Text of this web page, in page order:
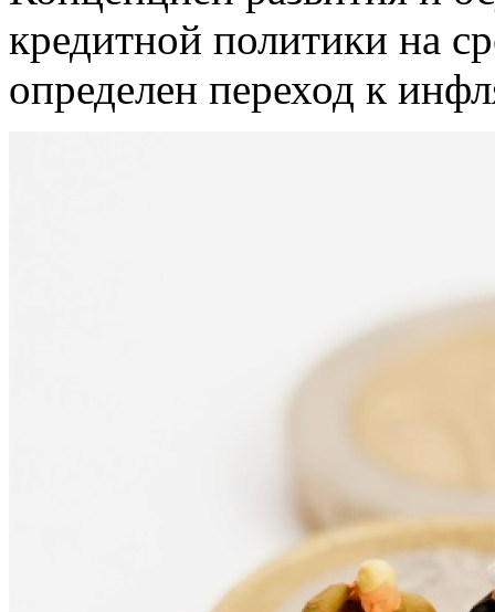
кредитной политики на
определен переход к